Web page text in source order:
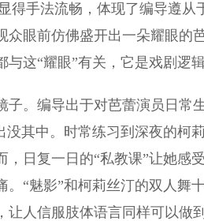
得手法流畅，体现了编导遵
众眼前仿佛盛开出一朵耀眼的
这“耀眼”有关，它是戏剧逻
。编导出于对芭蕾演员日常
没其中。时常练习到深夜的柯
，日复一日的“私教课”让她感
“魅影”和柯莉丝汀的双人舞
人信服肢体语言同样可以做